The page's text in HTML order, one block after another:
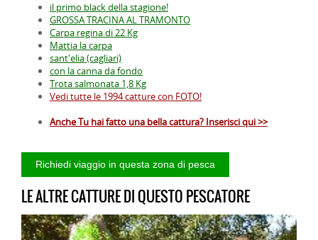
il primo black della stagione!
GROSSA TRACINA AL TRAMONTO
Carpa regina di 22 Kg
Mattia la carpa
sant'elia (cagliari)
con la canna da fondo
Trota salmonata 1,8 Kg
Vedi tutte le 1994 catture con FOTO!
Anche Tu hai fatto una bella cattura? Inserisci qui >>
LE ALTRE CATTURE DI QUESTO PESCATORE